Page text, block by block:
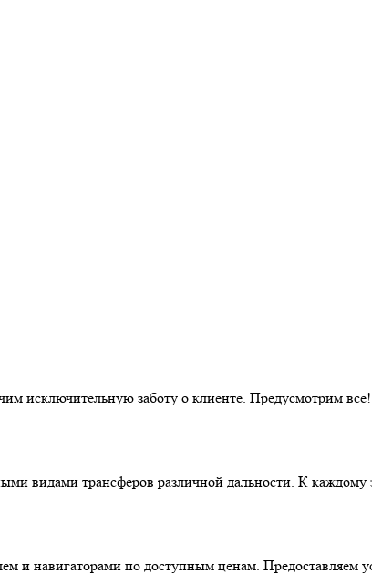
исключительную заботу о клиенте. Предусмотрим все!
видами трансферов различной дальности. К
и навигаторами по доступным ценам. Предоставляем